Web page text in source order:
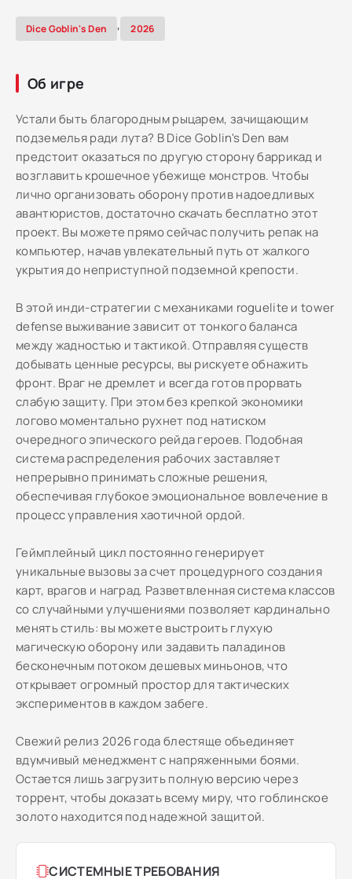
Dice Goblin's Den , 2026
Об игре
Устали быть благородным рыцарем, зачищающим
подземелья ради лута? В Dice Goblin's Den вам
предстоит оказаться по другую сторону баррикад и
возглавить крошечное убежище монстров. Чтобы
лично организовать оборону против надоедливых
авантюристов, достаточно скачать бесплатно этот
проект. Вы можете прямо сейчас получить репак на
компьютер, начав увлекательный путь от жалкого
укрытия до неприступной подземной крепости.
В этой инди-стратегии с механиками roguelite и tower
defense выживание зависит от тонкого баланса
между жадностью и тактикой. Отправляя существ
добывать ценные ресурсы, вы рискуете обнажить
фронт. Враг не дремлет и всегда готов прорвать
слабую защиту. При этом без крепкой экономики
логово моментально рухнет под натиском
очередного эпического рейда героев. Подобная
система распределения рабочих заставляет
непрерывно принимать сложные решения,
обеспечивая глубокое эмоциональное вовлечение в
процесс управления хаотичной ордой.
Геймплейный цикл постоянно генерирует
уникальные вызовы за счет процедурного создания
карт, врагов и наград. Разветвленная система классов
со случайными улучшениями позволяет кардинально
менять стиль: вы можете выстроить глухую
магическую оборону или задавить паладинов
бесконечным потоком дешевых миньонов, что
открывает огромный простор для тактических
экспериментов в каждом забеге.
Свежий релиз 2026 года блестяще объединяет
вдумчивый менеджмент с напряженными боями.
Остается лишь загрузить полную версию через
торрент, чтобы доказать всему миру, что гоблинское
золото находится под надежной защитой.
СИСТЕМНЫЕ ТРЕБОВАНИЯ